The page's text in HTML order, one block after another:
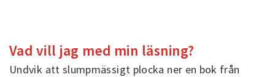
Vad vill jag med min läsning?
Undvik att slumpmässigt plocka ner en bok från